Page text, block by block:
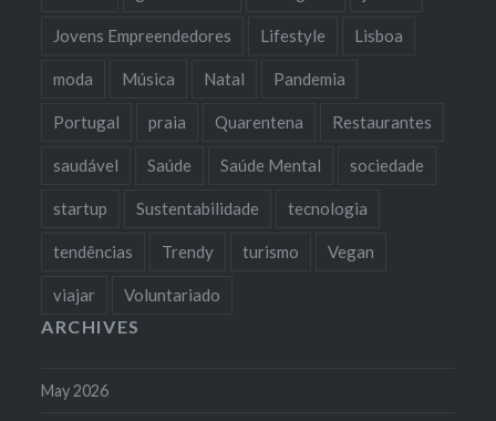
Jovens Empreendedores Lifestyle Lisboa
moda Música Natal Pandemia
Portugal praia Quarentena Restaurantes
saudável Saúde Saúde Mental sociedade
startup Sustentabilidade tecnologia
tendências Trendy turismo Vegan
viajar Voluntariado
ARCHIVES
May 2026